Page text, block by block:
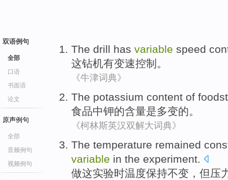
双语例句
全部
口语
书面语
论文
原声例句
全部
音频例句
视频例句
The drill has variable speed
这钻机有变速控制 。
《牛津词典》
The potassium content of
食品中钾的含量是多变的。
《柯林斯英汉双解大词典》
The temperature remained
variable in the experiment
做这实验时温度保持不变 ， 但压